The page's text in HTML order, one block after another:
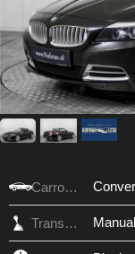
Carrosserie
Transmissie Manual